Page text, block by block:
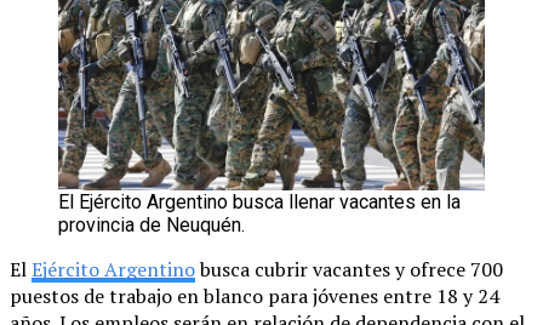
El Ejército Argentino busca llenar vacantes en la
provincia de Neuquén.
ElEjército Argentinobusca cubrir vacantes y ofrece 700
puestos de trabajo en blanco para jóvenes entre 18 y 24